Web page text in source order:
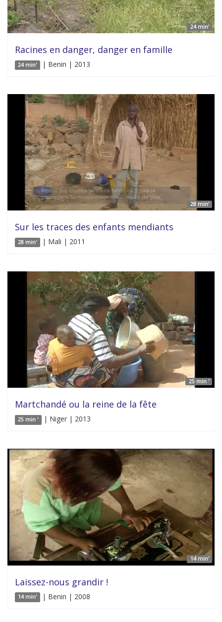
24 min'
Racines en danger, danger en famille
24 min' | Benin | 2013
28 min'
Sur les traces des enfants mendiants
28 min' | Mali | 2011
25 min '
Martchandé ou la reine de la fête
25 min ' | Niger | 2013
14 min'
Laissez-nous grandir !
14 min' | Benin | 2008